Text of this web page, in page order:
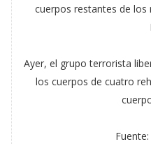
cuerpos restantes de los
Ayer, el grupo terrorista
los cuerpos de cuatro
Fuente: